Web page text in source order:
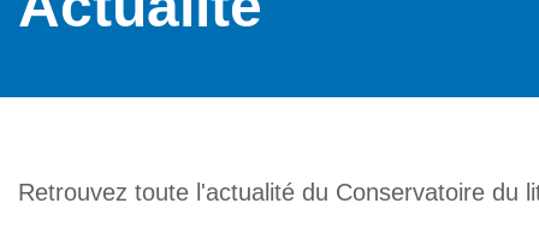
Retrouvez toute l'actualité du Conservatoire du